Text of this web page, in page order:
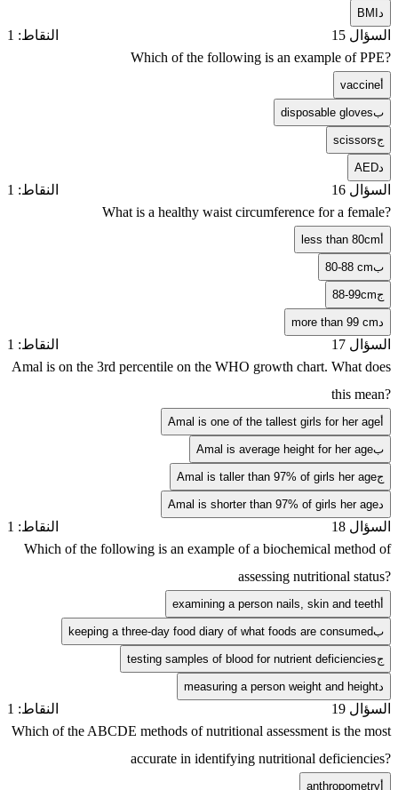
BMI
السؤال 15
النقاط: 1
Which of the following is an example of PPE?
vaccine
بdisposable gloves
جscissors
AED
السؤال 16
النقاط: 1
What is a healthy waist circumference for a female?
less than 80cm
ب80-88 cm
ج88-99cm
more than 99 cm
السؤال 17
النقاط: 1
Amal is on the 3rd percentile on the WHO growth chart. What does
this mean?
Amal is one of the tallest girls for her age
بAmal is average height for her age
جAmal is taller than 97% of girls her age
Amal is shorter than 97% of girls her age
السؤال 18
النقاط: 1
Which of the following is an example of a biochemical method of
assessing nutritional status?
examining a person nails, skin and teeth
بkeeping a three-day food diary of what foods are consumed
جtesting samples of blood for nutrient deficiencies
measuring a person weight and height
السؤال 19
النقاط: 1
Which of the ABCDE methods of nutritional assessment is the most
accurate in identifying nutritional deficiencies?
anthropometry